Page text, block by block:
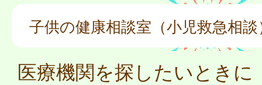
子供の健康相談室（小児救急相談
医療機関を探したいときに